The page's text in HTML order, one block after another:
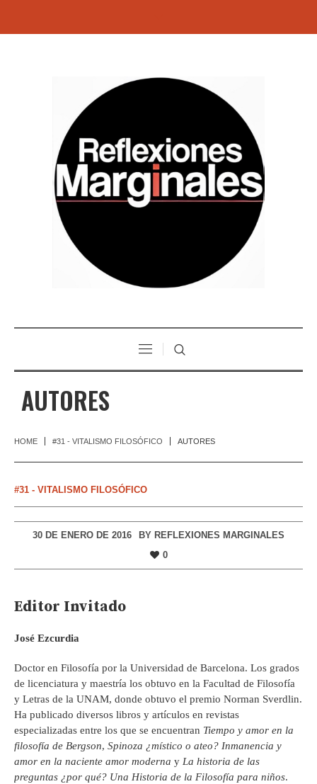
AUTORES
HOME #31 - VITALISMO FILOSÓFICO AUTORES
#31 - VITALISMO FILOSÓFICO
30 DE ENERO DE 2016 BY REFLEXIONES MARGINALES
0
Editor Invitado
José Ezcurdia
Doctor en Filosofía por la Universidad de Barcelona. Los grados
de licenciatura y maestría los obtuvo en la Facultad de Filosofía
y Letras de la UNAM, donde obtuvo el premio Norman Sverdlin.
Ha publicado diversos libros y artículos en revistas
especializadas entre los que se encuentran Tiempo y amor en la
filosofía de Bergson, Spinoza ¿místico o ateo? Inmanencia y
amor en la naciente amor moderna y La historia de las
preguntas ¿por qué? Una Historia de la Filosofía para niños.